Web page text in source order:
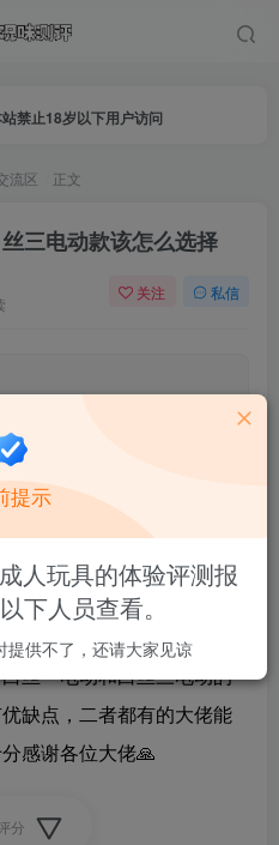
站禁止18岁以下用户访问
流区 正文
三电动款该怎么选择
关注 私信
★★
动和白丝三电动，该怎么
动，不知道要不要再拿下
丝一电动和白丝三电动的
缺点，二者都有的大佬能
感谢各位大佬🙏
分
提示
人玩具的体验评测报
下人员查看。
提供不了，还请大家见谅